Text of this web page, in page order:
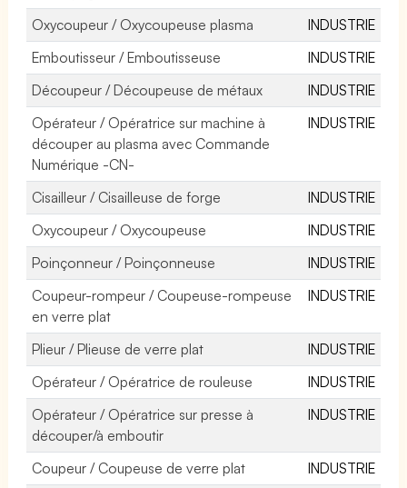
Oxycoupeur / Oxycoupeuse plasma
INDUSTRIE
Emboutisseur / Emboutisseuse
INDUSTRIE
Découpeur / Découpeuse de métaux
INDUSTRIE
Opérateur / Opératrice sur machine à
découper au plasma avec Commande
Numérique -CN-
INDUSTRIE
Cisailleur / Cisailleuse de forge
INDUSTRIE
Oxycoupeur / Oxycoupeuse
INDUSTRIE
Poinçonneur / Poinçonneuse
INDUSTRIE
Coupeur-rompeur / Coupeuse-rompeuse
en verre plat
INDUSTRIE
Plieur / Plieuse de verre plat
INDUSTRIE
Opérateur / Opératrice de rouleuse
INDUSTRIE
Opérateur / Opératrice sur presse à
découper/à emboutir
INDUSTRIE
Coupeur / Coupeuse de verre plat INDUSTRIE